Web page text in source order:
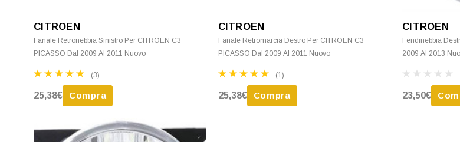
CITROEN
Fanale Retronebbia Sinistro Per CITROEN C3
PICASSO Dal 2009 Al 2011 Nuovo
(3)
25,38€ Compra
CITROEN
Fanale Retromarcia Destro Per CITROEN C3
PICASSO Dal 2009 Al 2011 Nuovo
(1)
25,38€ Compra
CITROEN
Fendinebbia
2009 Al 2013
23,50€